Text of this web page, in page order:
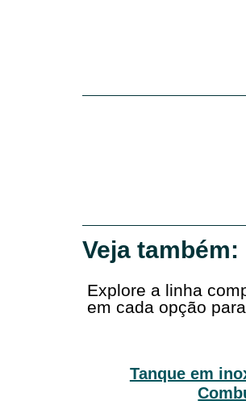
Veja também:
Explore a linha
em cada opção
Tanque em